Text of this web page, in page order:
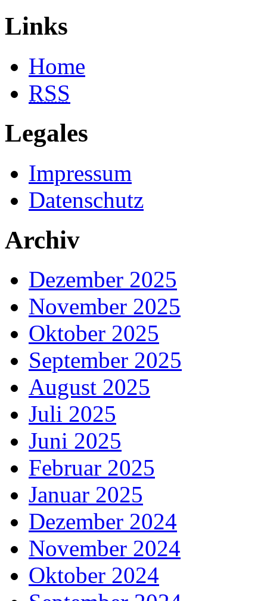
Links
Home
RSS
Legales
Impressum
Datenschutz
Archiv
Dezember 2025
November 2025
Oktober 2025
September 2025
August 2025
Juli 2025
Juni 2025
Februar 2025
Januar 2025
Dezember 2024
November 2024
Oktober 2024